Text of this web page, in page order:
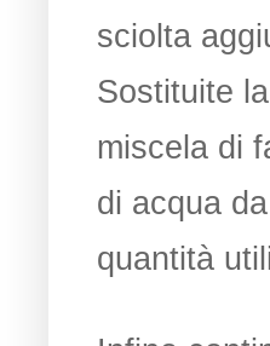
sciolta
Sostituite
miscela di
di acqua
quantità